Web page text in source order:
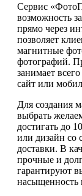
Сервис
возможность
прямо через
позволяет
магнитные
фотографий.
занимает
сайт или
Для создания
выбрать
достигать до
или дизайн со
доставки. В
прочные и
гарантируют
насыщенность